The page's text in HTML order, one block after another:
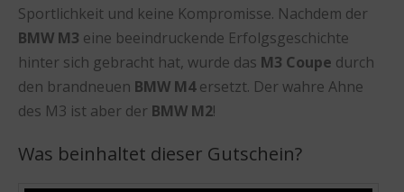
Sportlichkeit und keine Kompromisse. Nachdem der
BMW M3 eine beeindruckende Erfolgsgeschichte
hinter sich gebracht hat, wurde das M3 Coupe durch
den brandneuen BMW M4ersetzt. Der wahre Ahne
des M3 ist aber der BMW M2!
Was beinhaltet dieser Gutschein?